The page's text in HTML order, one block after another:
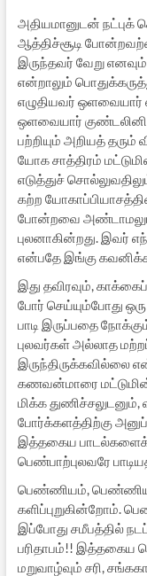
அதியமானுடன் நட்புக்
ஆத்திச்சூடி
இருந்தவர் வேறு
என்றாலும்
எழுதியவர்
ஒளவையார்
பற்றியும் அறியத்
யோக சாத்திரம்
எடுத்துச்
கற்ற
போன்றவை அண்டாமலும்
புலனாகின்றது. இவர்
என்பதே இங்கு
இது தவிரவும்,
போர் செய்யும்போது ஒரு
பாடி இருப்பதை
புலவர்கள் அல்லாத
இருந்திருக்கவில்லை
கணவன்மாரை
மிக்க
போர்க்களத்திற்கு
இத்தகைய பாடல்களைக்
பெண்பாற்புலவரே
பெண்ணியம்,
களிப்புறுகின்றோம்.
இப்போது சமீபத்தில்
பரிதாபம்!! இத்தகைய
மறுவாழ்வும் சரி,